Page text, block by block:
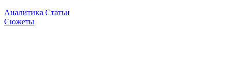
Аналитика Статьи
Сюжеты